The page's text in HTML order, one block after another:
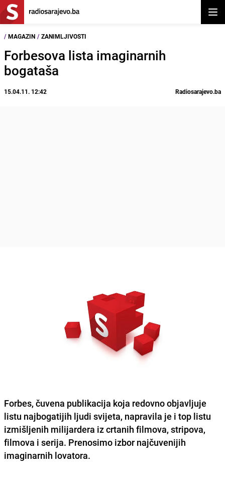
/ MAGAZIN / ZANIMLJIVOSTI
Forbesova lista imaginarnih
bogataša
15.04.11. 12:42 Radiosarajevo.ba
Forbes, čuvena publikacija koja redovno objavljuje
listu najbogatijih ljudi svijeta, napravila je i top listu
izmišljenih milijardera iz crtanih filmova, stripova,
filmova i serija. Prenosimo izbor najčuvenijih
imaginarnih lovatora.